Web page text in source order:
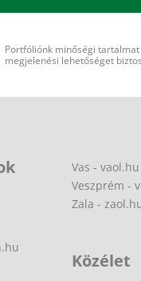
Portfóliónk minőségi
megjelenési lehetőséget
Vas - vaol.hu
Veszprém -
Zala -
Közélet